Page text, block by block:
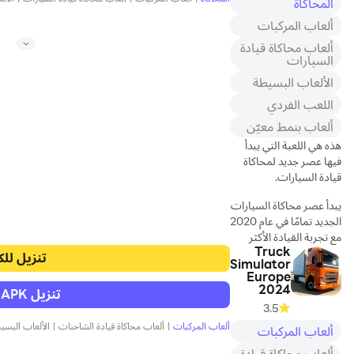
يوفر محاكي شاحنة البضائع
هذا مسارات صعبة، مما
يسمح لك بإظهار خبرتك في
القيادة في شا
يميز هذا النوع من الألعاب. تم تطوير لعبة
الدقيق بالتفاصيل وفهم الفروق الدقيقة في
قيادة الحافلة، حيث تأخذ اللاعبين في رحلة
مبهجة عبر الطرق الجبلية الوعرة في لعبة
ألعاب المركبات
ألعاب محاكاة قيادة
السيارات
الألعاب البسيطة
اللعب الفردي
ألعاب بنمط معيّن
هذه هي اللعبة التي يبدأ
فيها عصر جديد لمحاكاة
قيادة السيارات.
يبدأ عصر محاكاة السيارات
الجديد تمامًا في عام 2020
مع تجربة القيادة الأكثر
واقعية ورسومات البيئة
الرائعة ذات التفاصيل
العالية. توفر لك لعبة
Exotic Car Driving
Simulator خريطة واسعة
للعالم المفتوح لقيادة أكثر
السيارات غرابة مع
Truck
Simulator
Europe
2024
3.5
ألعاب المركبات
تنزيل
تنزيل APK للاندرويد
ألعاب المركبات | ألعاب محاكاة قيادة الشاحنات | الألعاب